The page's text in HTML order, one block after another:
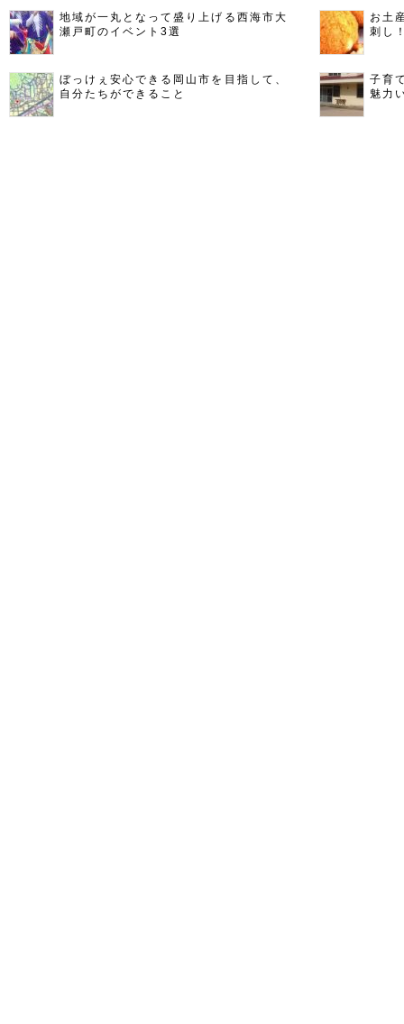
地域が一丸となって盛り上げる西海市大
瀬戸町のイベント3選
お土
刺し
ぼっけぇ安心できる岡山市を目指して、
自分たちができること
子育
魅力